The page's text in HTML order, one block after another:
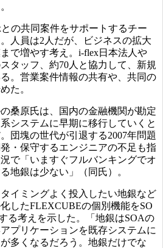
の共同案件をサポートするチー
人員は2人だが、ビジネスの拡大
で増やす考え。i-flex日本法人や
タッフ、約70人と協力して、新規
。営業案件情報の共有や、共同の
た。
桑原氏は、国内の金融機関が勘定
システムに早期に移行していくと
団塊の世代が引退する2007年問題
・保守するエンジニアの不足も指
で「いますぐフルバンキングでオ
地銀は少ない」（同氏）。
イミングよく投入したい地銀など
したFLEXCUBEの個別機能をSO
る考えを示した。「地銀はSOAの
プリケーションを既存システムに
多くなるだろう。地銀だけでな